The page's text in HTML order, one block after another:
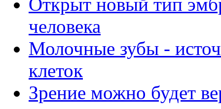
человека
Молочные зубы -
клеток
Зрение можно будет